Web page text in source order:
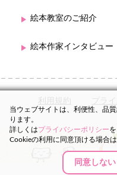
絵本教室のご紹介
絵本作家インタビュー
利用規約 プラ
当ウェブサイトは、利便性、品
ります。
詳しくはプライバシーポリシー
Cookieの利用に同意頂ける場合
同意しない